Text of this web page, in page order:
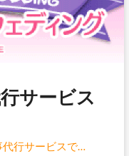
サービス
代行サービスで…